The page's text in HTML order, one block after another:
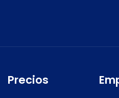
Precios